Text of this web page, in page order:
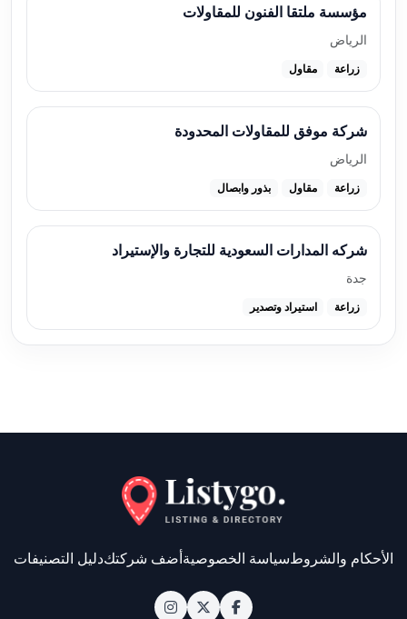
مؤسسة ملتقا الفنون للمقاولات
الرياض
زراعة مقاول
شركة موفق للمقاولات المحدودة
الرياض
زراعة مقاول بذور وابصال
شركه المدارات السعودية للتجارة والإستيراد
جدة
زراعة استيراد وتصدير
الأحكام والشروطسياسة الخصوصيةأضف شركتكدليل التصنيفات